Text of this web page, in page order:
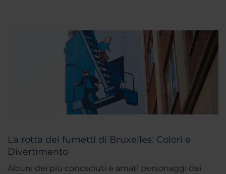
La rotta dei fumetti di Bruxelles: Colori e
Divertimento
Alcuni dei più conosciuti e amati personaggi dei